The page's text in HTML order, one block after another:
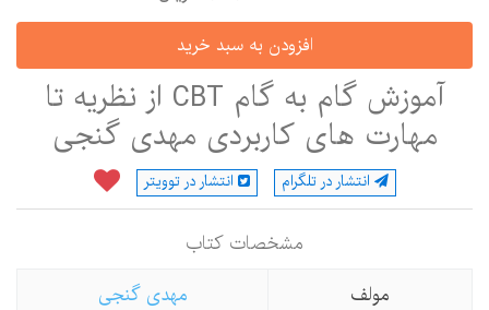
آموزش گام به گام CBT از نظریه تا
مهارت های کاربردی مهدی گنجی
انتشار در تلگرام انتشار در توویتر
مشخصات كتاب
مولف
مهدی گنجی